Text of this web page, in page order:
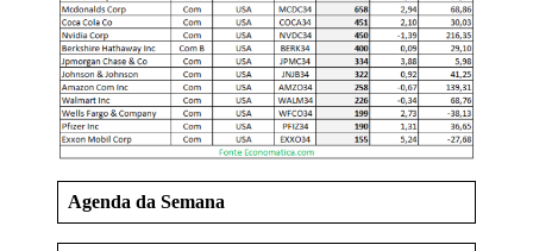
Agenda da Semana